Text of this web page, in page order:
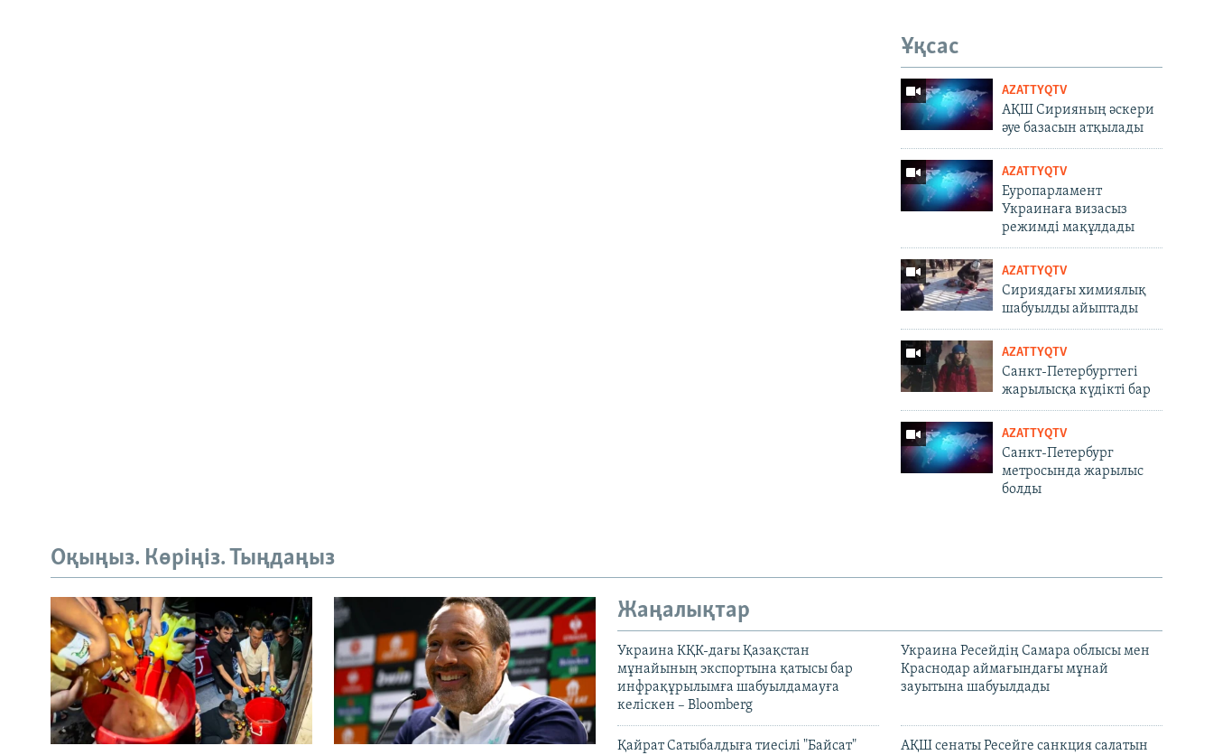
Ұқсас
AZATTYQTV
АҚШ Сирияның әскери
әуе базасын атқылады
AZATTYQTV
Еуропарламент
Украинаға визасыз
режимді мақұлдады
AZATTYQTV
Сириядағы химиялық
шабуылды айыптады
AZATTYQTV
Санкт-Петербургтегі
жарылысқа күдікті бар
AZATTYQTV
Cанкт-Петербург
метросында жарылыс
болды
Оқыңыз. Көріңіз. Тыңдаңыз
Жаңалықтар
Украина КҚК-дағы Қазақстан
мұнайының экспортына қатысы бар
инфрақұрылымға шабуылдамауға
келіскен – Bloomberg
Украина Ресейдің Самара облысы мен
Краснодар аймағындағы мұнай
зауытына шабуылдады
Қайрат Сатыбалдыға тиесілі "Байсат"
АҚШ сенаты Ресейге санкция салатын